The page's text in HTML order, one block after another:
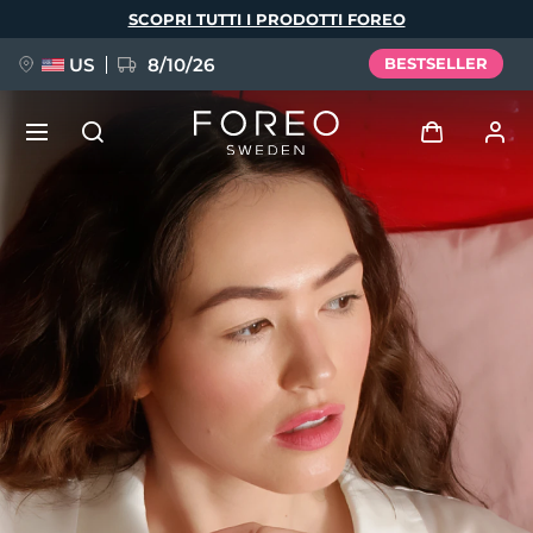
SCOPRI TUTTI I PRODOTTI FOREO
US 8/10/26 BESTSELLER
Accedi
Profilo utente
I miei dispositivi
I miei ordini
I miei indirizzi
I miei abbonamenti
FAQ™ Pure Beauty-Tech Elixir
BREAKING NEWS
issa™ Teeth Whitening Set
Lingua
English Deutsch
Español
Français
Português
Polski
Svenska
Русский
Türkçe
简体中文 繁體中文